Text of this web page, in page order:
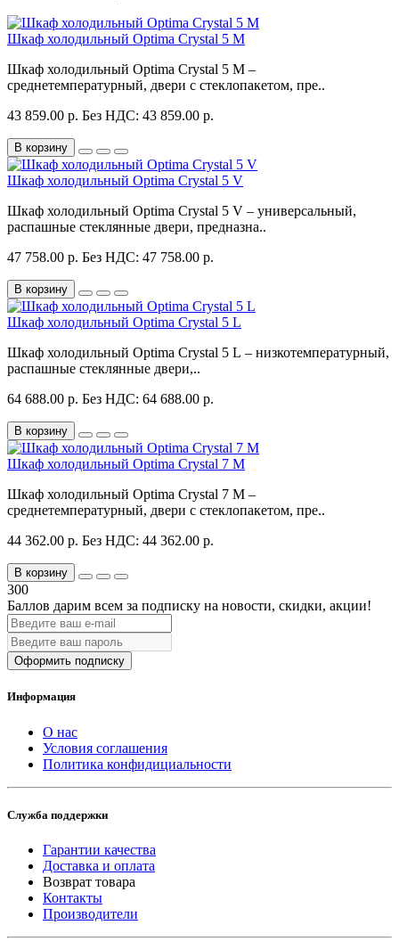
Шкаф холодильный Optima Crystal 5 M
Шкаф холодильный Optima Crystal 5 M –
среднетемпературный, двери с стеклопакетом, пре..
43 859.00 р. Без НДС: 43 859.00 р.
В корзину
Шкаф холодильный Optima Crystal 5 V
Шкаф холодильный Optima Crystal 5 V – универсальный,
распашные стеклянные двери, предназна..
47 758.00 р. Без НДС: 47 758.00 р.
В корзину
Шкаф холодильный Optima Crystal 5 L
Шкаф холодильный Optima Crystal 5 L – низкотемпературный,
распашные стеклянные двери,..
64 688.00 р. Без НДС: 64 688.00 р.
В корзину
Шкаф холодильный Optima Crystal 7 M
Шкаф холодильный Optima Crystal 7 M –
среднетемпературный, двери с стеклопакетом, пре..
44 362.00 р. Без НДС: 44 362.00 р.
В корзину
300
Баллов дарим всем за подписку на новости, скидки, акции!
Оформить подписку
Информация
О нас
Условия соглашения
Политика конфидициальности
Служба поддержки
Гарантии качества
Доставка и оплата
Возврат товара
Контакты
Производители